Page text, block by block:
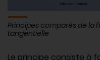
Principes comparés de la
tangentielle
Le principe consiste à